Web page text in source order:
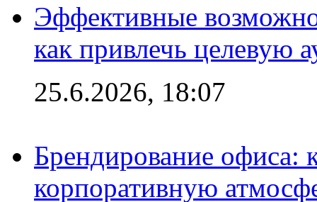
Эффективные
как привлечь целевую
25.6.2026, 18:07
Брендирование офиса:
корпоративную